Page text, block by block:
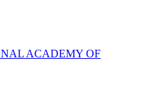
ACADEMY OF